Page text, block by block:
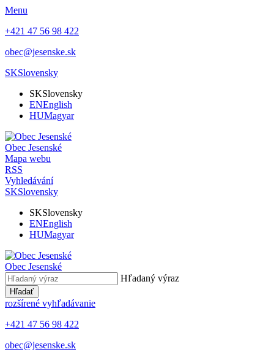
Menu
+421 47 56 98 422
obec@jesenske.sk
SKSlovensky
SKSlovensky
ENEnglish
HUMagyar
Obec Jesenské
Mapa webu
RSS
Vyhledávání
SKSlovensky
SKSlovensky
ENEnglish
HUMagyar
Obec Jesenské
Hľadaný výraz
Hľadať
rozšírené vyhľadávanie
+421 47 56 98 422
obec@jesenske.sk